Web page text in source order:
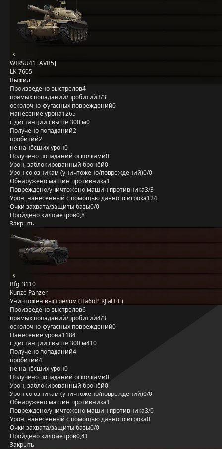
WIRSU41 [AVB5]
LK-7605
Выжил
Произведено выстрелов4
прямых попаданий/пробитий3/3
осколочно-фугасных повреждений0
Нанесение урона1265
с дистанции свыше 300 м0
Получено попаданий2
пробитий2
не нанёсших урон0
Получено попаданий осколками0
Урон, заблокированный бронёй0
Урон союзникам (уничтожено/повреждений)0/0
Обнаружено машин противника1
Повреждено/уничтожено машин противника3/3
Урон, нанесённый с помощью данного игрока124
Очки захвата/защиты базы0/0
Пройдено километров0,8
Закрыть
Bfg_3110
Kunze Panzer
Уничтожен выстрелом (Ha6oP_KJlaH_E)
Произведено выстрелов6
прямых попаданий/пробитий4/3
осколочно-фугасных повреждений0
Нанесение урона1184
с дистанции свыше 300 м410
Получено попаданий4
пробитий4
не нанёсших урон0
Получено попаданий осколками0
Урон, заблокированный бронёй0
Урон союзникам (уничтожено/повреждений)0/0
Обнаружено машин противника1
Повреждено/уничтожено машин противника3/0
Урон, нанесённый с помощью данного игрока0
Очки захвата/защиты базы0/0
Пройдено километров0,41
Закрыть